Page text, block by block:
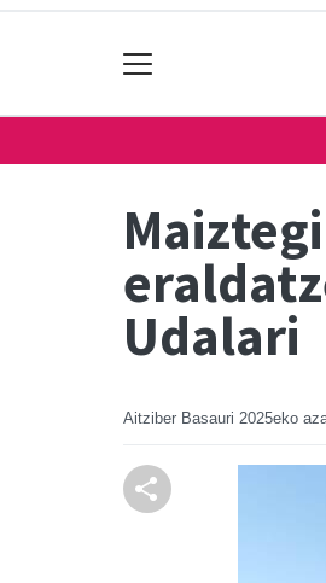
Udalari
Aitziber Basauri 2025eko